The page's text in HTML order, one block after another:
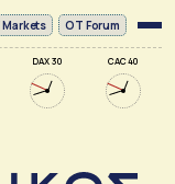
DAX 30 CAC 40
OT Forum